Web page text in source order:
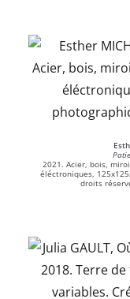
2021. Acier, bois,
éléctroniques,
droits